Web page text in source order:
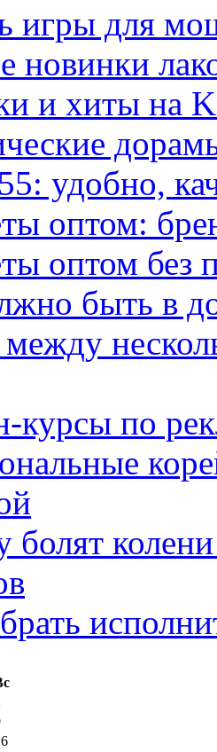
игры для
новинки
и хиты на
удобно,
оптом:
оптом без
быть в
курсы по
болят